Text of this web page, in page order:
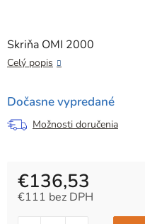
Skriňa OMI 2000
Celý popis
Dočasne vypredané
Možnosti doručenia
€136,53
€111 bez DPH